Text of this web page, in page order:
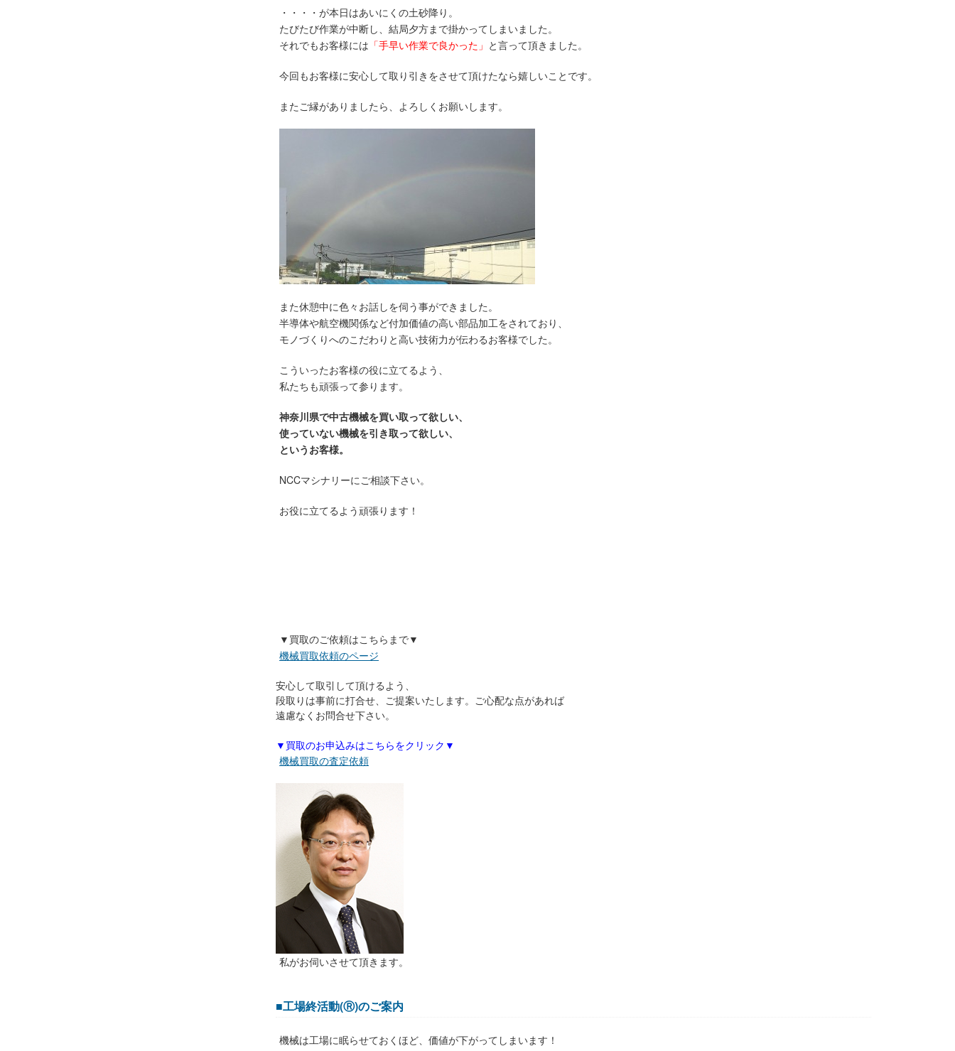
・・・・が本日はあいにくの土砂降り。
たびたび作業が中断し、結局夕方まで掛かってしまいました。
それでもお客様には 「手早い作業で良かった」 と言って頂きました。
今回もお客様に安心して取り引きをさせて頂けたなら嬉しいことです。
またご縁がありましたら、よろしくお願いします。
また休憩中に色々お話しを伺う事ができました。
半導体や航空機関係など付加価値の高い部品加工をされており、
モノづくりへのこだわりと高い技術力が伝わるお客様でした。
こういったお客様の役に立てるよう、
私たちも頑張って参ります。
神奈川県で中古機械を買い取って欲しい、
使っていない機械を引き取って欲しい、
というお客様。
NCCマシナリーにご相談下さい。
お役に立てるよう頑張ります！
▼買取のご依頼はこちらまで▼
機械買取依頼のページ
安心して取引して頂けるよう、
段取りは事前に打合せ、ご提案いたします。ご心配な点があれば
遠慮なくお問合せ下さい。
▼買取のお申込みはこちらをクリック▼
機械買取の査定依頼
私がお伺いさせて頂きます。
■工場終活動(Ⓡ)のご案内
機械は工場に眠らせておくほど、価値が下がってしまいます！